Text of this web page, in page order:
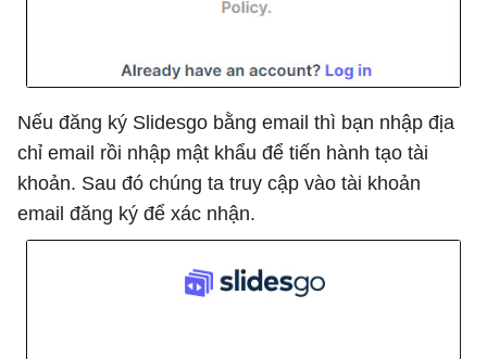
Nếu đăng ký Slidesgo bằng email thì bạn nhập địa
chỉ email rồi nhập mật khẩu để tiến hành tạo tài
khoản. Sau đó chúng ta truy cập vào tài khoản
email đăng ký để xác nhận.